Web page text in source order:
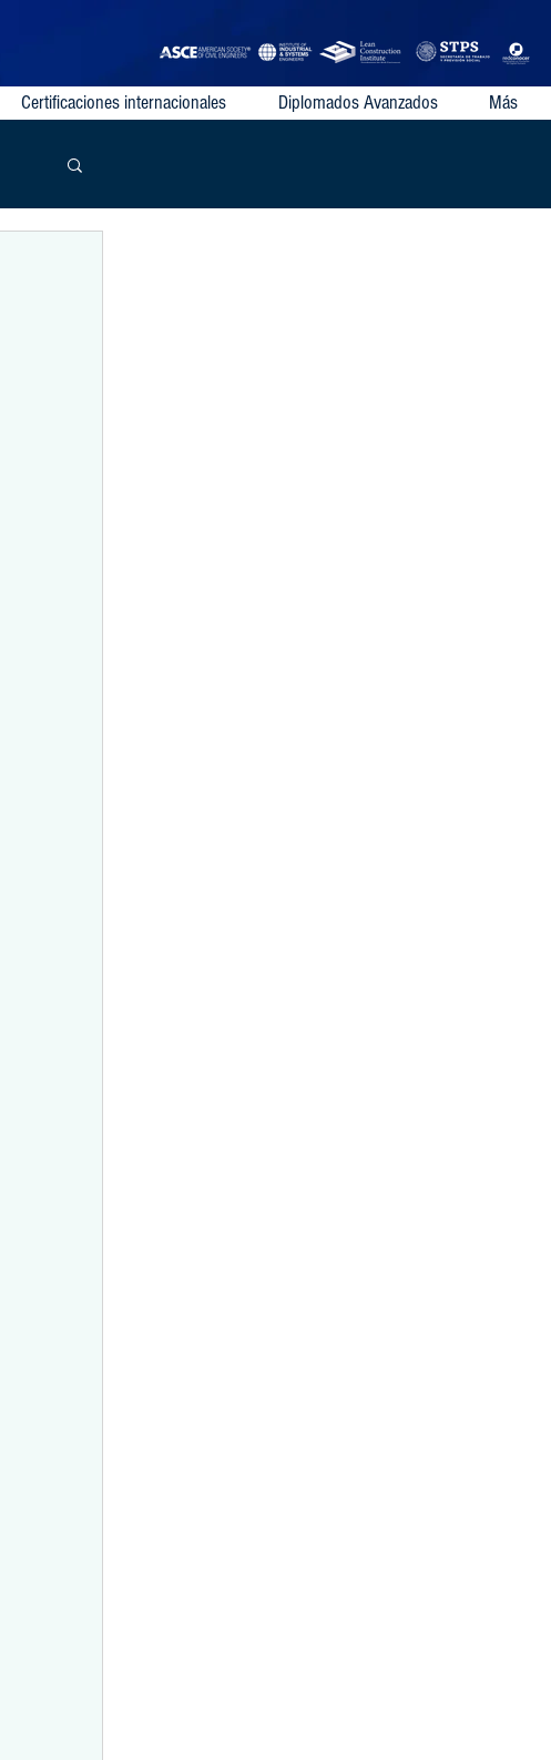
Certificaciones internacionales Diplomados Avanzados Más